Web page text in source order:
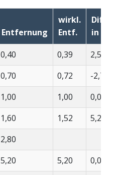
Entfernung
wirkl.
Entf.
Diff.
in %
0,40 0,39
2,56
0,70 0,72
-2,78
1,00 1,00
0,00
1,60 1,52
5,26
2,80
5,20 5,20
0,00